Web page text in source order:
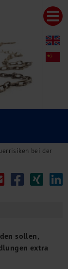
bei der
sollen,
extra